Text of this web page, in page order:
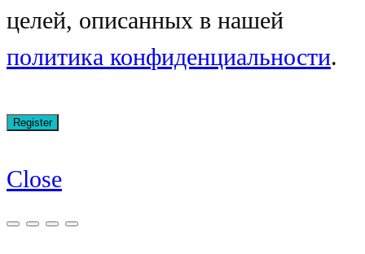
целей, описанных в нашей
политика конфиденциальности.
Close